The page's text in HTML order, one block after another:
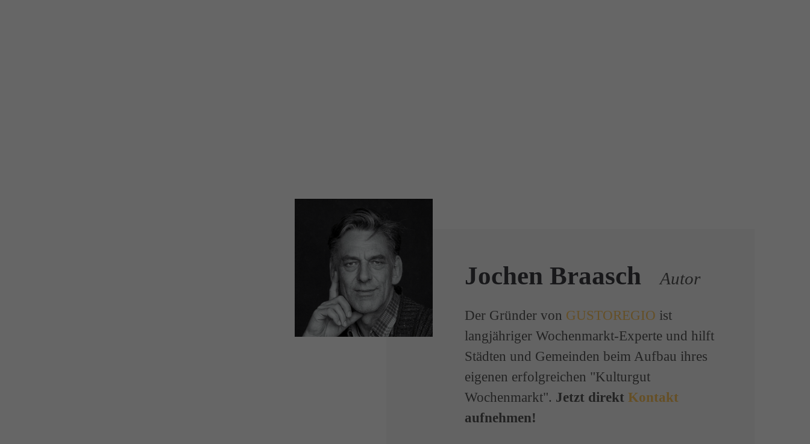
Jochen Braasch Autor
Der Gründer von GUSTOREGIO ist
langjähriger Wochenmarkt-Experte und hilft
Städten und Gemeinden beim Aufbau ihres
eigenen erfolgreichen "Kulturgut
Wochenmarkt". Jetzt direktKontakt
aufnehmen!